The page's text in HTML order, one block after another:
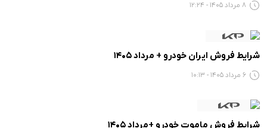
8 مرداد 1405 - 12:24
شرایط فروش ایران خودرو + مرداد 1405
6 مرداد 1405 - 10:13
شرایط فروش ماموت خودرو +مرداد 1405